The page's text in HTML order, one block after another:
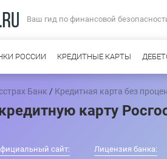
Ваш гид по финансовой
РОССИИ КРЕДИТНЫЕ КАРТЫ
Банк / Кредитная карта без
карту
сайт: Лицензия банка: